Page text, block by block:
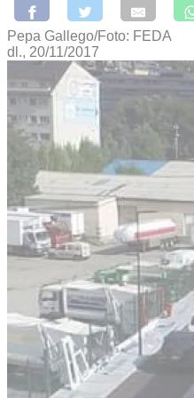
Pepa Gallego/Foto: FEDA
dl., 20/11/2017